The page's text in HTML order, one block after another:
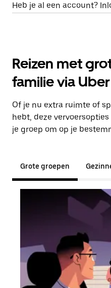
Heb je al een account?
Reizen met
familie via Uber
Of je nu extra ruimte of
hebt, deze
je groep om op je
Grote groepen